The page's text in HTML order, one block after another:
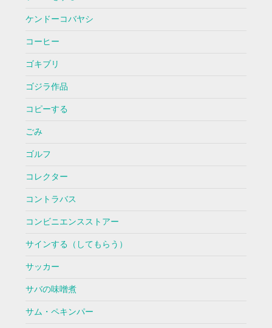
ケンドーコバヤシ
コーヒー
ゴキブリ
ゴジラ作品
コピーする
ごみ
ゴルフ
コレクター
コントラバス
コンビニエンスストアー
サインする（してもらう）
サッカー
サバの味噌煮
サム・ペキンパー